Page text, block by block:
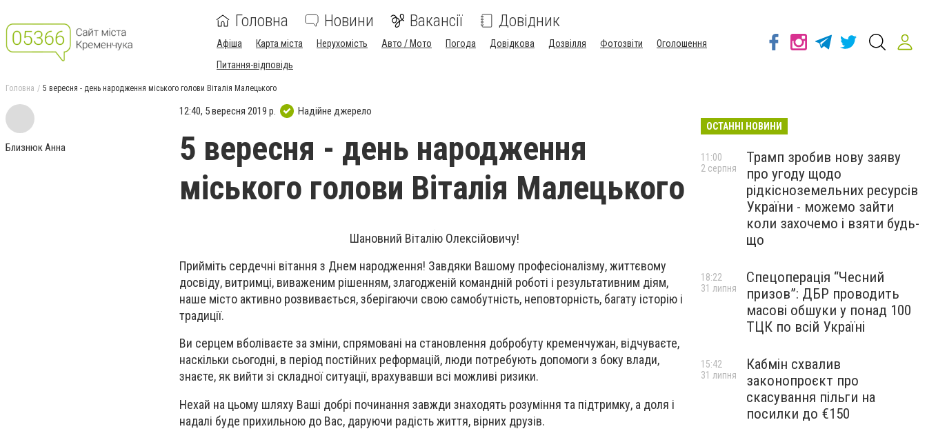
Головна Новини Вакансії Довідник
Афіша Карта міста Нерухомість Авто / Мото Погода Довідкова Дозвілля Фотозвіти
Оголошення
Питання-відповідь
Головна 5 вересня - день народження міського голови Віталія Малецького
Близнюк Анна
12:40, 5 вересня 2019 р. Надійне джерело
5 вересня - день народження
міського голови Віталія Малецького
Шановний Віталію Олексійовичу!
Прийміть сердечні вітання з Днем народження! Завдяки Вашому професіоналізму, життєвому
досвіду, витримці, виваженим рішенням, злагодженій командній роботі і результативним діям,
наше місто активно розвивається, зберігаючи свою самобутність, неповторність, багату історію і
традиції.
Ви серцем вболіваєте за зміни, спрямовані на становлення добробуту кременчужан, відчуваєте,
наскільки сьогодні, в період постійних реформацій, люди потребують допомоги з боку влади,
знаєте, як вийти зі складної ситуації, врахувавши всі можливі ризики.
Нехай на цьому шляху Ваші добрі починання завжди знаходять розуміння та підтримку, а доля і
надалі буде прихильною до Вас, даруючи радість життя, вірних друзів.
ОСТАННІ НОВИНИ
Трамп зробив нову заяву
про угоду щодо
рідкісноземельних ресурсів
України - можемо зайти
коли захочемо і взяти будь-
що
11:00
2 серпня
Спецоперація “Чесний
призов”: ДБР проводить
масові обшуки у понад 100
ТЦК по всій Україні
18:22
31 липня
Кабмін схвалив
законопроєкт про
скасування пільги на
посилки до €150
15:42
31 липня